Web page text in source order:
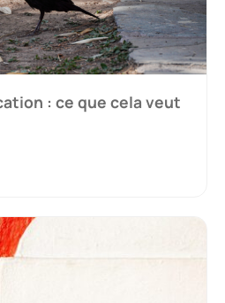
: ce que cela veut